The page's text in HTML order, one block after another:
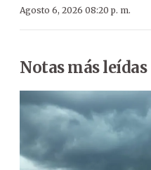
Agosto 6, 2026 08:20 p. m.
Notas más leídas